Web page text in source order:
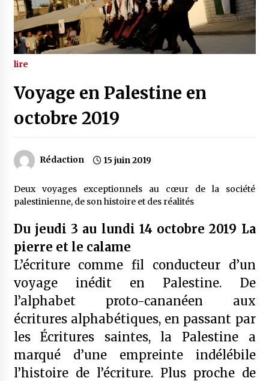
lire
Voyage en Palestine en
octobre 2019
Rédaction 15 juin 2019
Deux voyages exceptionnels au cœur de la société
palestinienne, de son histoire et des réalités
Du jeudi 3 au lundi 14 octobre 2019 La
pierre et le calame
L’écriture comme fil conducteur d’un
voyage inédit en Palestine. De
l’alphabet proto-cananéen aux
écritures alphabétiques, en passant par
les Écritures saintes, la Palestine a
marqué d’une empreinte indélébile
l’histoire de l’écriture. Plus proche de